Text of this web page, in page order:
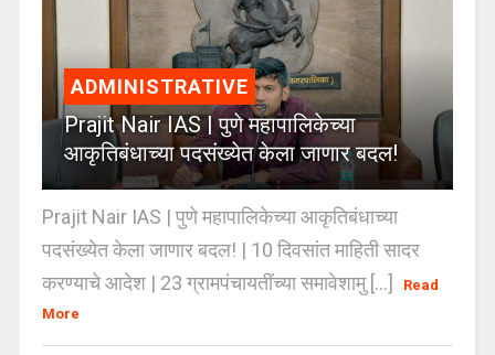
ADMINISTRATIVE
Prajit Nair IAS | पुणे महापालिकेच्या
आकृतिबंधाच्या पदसंख्येत केला जाणार बदल!
Prajit Nair IAS | पुणे महापालिकेच्या आकृतिबंधाच्या
पदसंख्येत केला जाणार बदल! | 10 दिवसांत माहिती सादर
करण्याचे आदेश | 23 ग्रामपंचायतींच्या समावेशामु [...]
Read
More